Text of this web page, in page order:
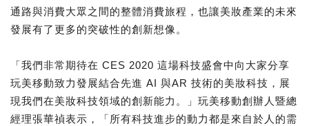
通路與消費大眾之間的整體消費旅程，也讓美妝產業的未來
發展有了更多的突破性的創新想像。
「我們非常期待在 CES 2020 這場科技盛會中向大家分享
玩美移動致力發展結合先進 AI 與AR 技術的美妝科技，展
現我們在美妝科技領域的創新能力。」玩美移動創辦人暨總
經理張華禎表示，「所有科技進步的動力都是來自於人的需